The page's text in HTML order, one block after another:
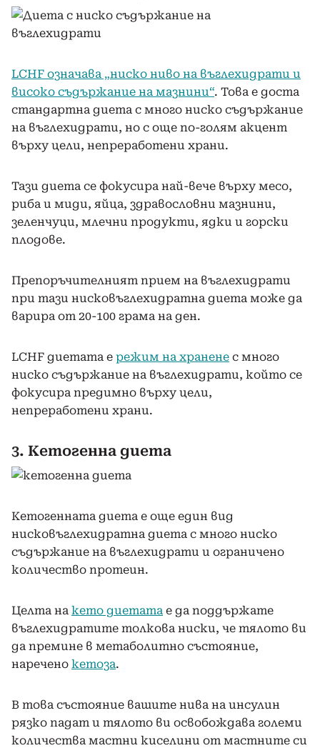
LCHF означава „ниско ниво на въглехидрати и
високо съдържание на мазнини“. Това е доста
стандартна диета с много ниско съдържание
на въглехидрати, но с още по-голям акцент
върху цели, непреработени храни.
Тази диета се фокусира най-вече върху месо,
риба и миди, яйца, здравословни мазнини,
зеленчуци, млечни продукти, ядки и горски
плодове.
Препоръчителният прием на въглехидрати
при тази нисковъглехидратна диета може да
варира от 20-100 грама на ден.
LCHF диетата е режим на хранене с много
ниско съдържание на въглехидрати, който се
фокусира предимно върху цели,
непреработени храни.
3. Кетогенна диета
Кетогенната диета е още един вид
нисковъглехидратна диета с много ниско
съдържание на въглехидрати и ограничено
количество протеин.
Целта на кето диетата е да поддържате
въглехидратите толкова ниски, че тялото ви
да премине в метаболитно състояние,
наречено кетоза.
В това състояние вашите нива на инсулин
рязко падат и тялото ви освобождава големи
количества мастни киселини от мастните си